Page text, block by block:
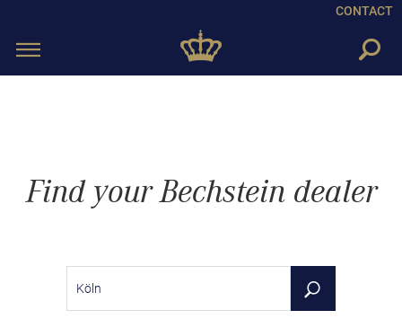
CONTACT
Toggle
Find your Bechstein dealer